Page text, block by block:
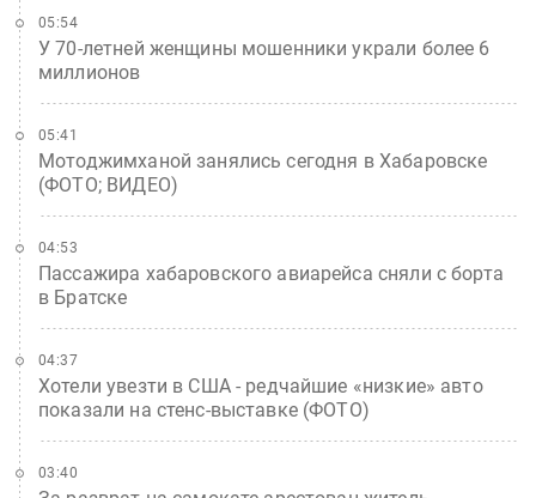
У 70-летней женщины мошенники украли более 6
миллионов
05:54
Мотоджимханой занялись сегодня в Хабаровске
(ФОТО; ВИДЕО)
05:41
Пассажира хабаровского авиарейса сняли с борта
в Братске
04:53
Хотели увезти в США - редчайшие «низкие» авто
показали на стенс-выставке (ФОТО)
04:37
03:40